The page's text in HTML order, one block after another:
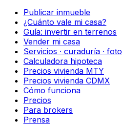
Publicar inmueble
¿Cuánto vale mi casa?
Guía: invertir en terrenos
Vender mi casa
Servicios · curaduría · foto
Calculadora hipoteca
Precios vivienda MTY
Precios vivienda CDMX
Cómo funciona
Precios
Para brokers
Prensa